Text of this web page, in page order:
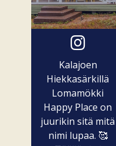
Kalajoen
Hiekkasärkillä
Lomamökki
Happy Place on
juurikin sitä mitä
nimi lupaa. 🥰